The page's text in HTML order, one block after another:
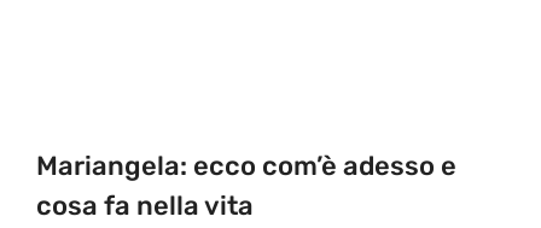
Mariangela: ecco com’è adesso e
cosa fa nella vita